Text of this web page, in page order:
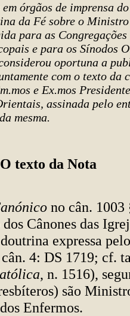
órgãos de imprensa
da Fé sobre o
para as
e para os Sínodos
oportuna a
com o texto da
e Ex.mos
assinada pelo
mesma.
O texto da Nota
no cân.
Cânones das
expressa
cân. 4: DS 1719; cf.
, n. 1516),
são
Enfermos.